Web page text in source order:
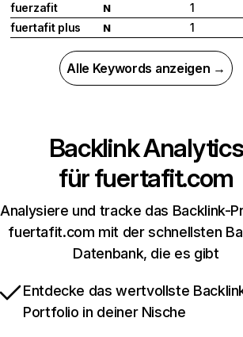
fuerzafit
N
1
fuertafit plus
N 1
Alle Keywords anzeigen →
Backlink Analytics
fürfuertafit.com
Analysiere und tracke das Backlink-
fuertafit.com mit der schnellsten
Datenbank, die es gibt
Entdecke das wertvollste
Portfolio in deiner Nische